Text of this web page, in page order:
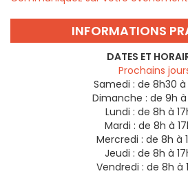
INFORMATIONS
DATES ET
Prochains
Samedi : de 8h30 à
Dimanche : de 9h à
Lundi : de 8h à
Mardi : de 8h à
Mercredi : de 8h à
Jeudi : de 8h à
Vendredi : de 8h à